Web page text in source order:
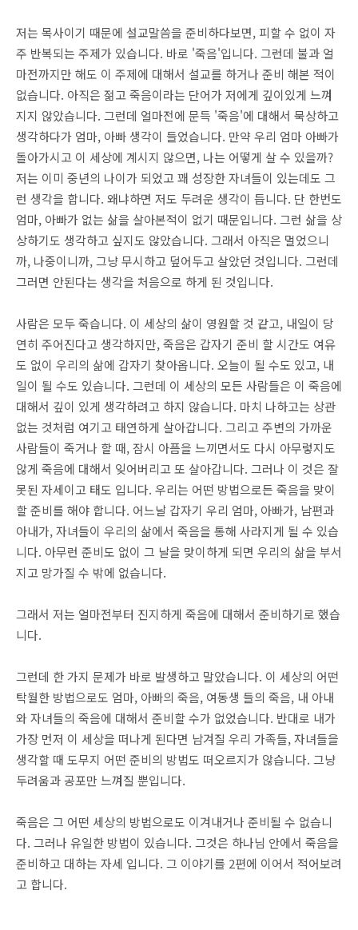
저는 목사이기 때문에 설교말씀을 준비하다보면, 피할 수 없이 자
주 반복되는 주제가 있습니다. 바로 '죽음'입니다. 그런데 불과 얼
마전까지만 해도 이 주제에 대해서 설교를 하거나 준비 해본 적이
없습니다. 아직은 젊고 죽음이라는 단어가 저에게 깊이있게 느껴
지지 않았습니다. 그런데 얼마전에 문득 '죽음'에 대해서 묵상하고
생각하다가 엄마, 아빠 생각이 들었습니다. 만약 우리 엄마 아빠가
돌아가시고 이 세상에 계시지 않으면, 나는 어떻게 살 수 있을까?
저는 이미 중년의 나이가 되었고 꽤 성장한 자녀들이 있는데도 그
런 생각을 합니다. 왜냐하면 저도 두려운 생각이 듭니다. 단 한번도
엄마, 아빠가 없는 삶을 살아본적이 없기 때문입니다. 그런 삶을 상
상하기도 생각하고 싶지도 않았습니다. 그래서 아직은 멀었으니
까, 나중이니까, 그냥 무시하고 덮어두고 살았던 것입니다. 그런데
그러면 안된다는 생각을 처음으로 하게 된 것입니다.
사람은 모두 죽습니다. 이 세상의 삶이 영원할 것 같고, 내일이 당
연히 주어진다고 생각하지만, 죽음은 갑자기 준비 할 시간도 여유
도 없이 우리의 삶에 갑자기 찾아옵니다. 오늘이 될 수도 있고, 내
일이 될 수도 있습니다. 그런데 이 세상의 모든 사람들은 이 죽음에
대해서 깊이 있게 생각하려고 하지 않습니다. 마치 나하고는 상관
없는 것처럼 여기고 태연하게 살아갑니다. 그리고 주변의 가까운
사람들이 죽거나 할 때, 잠시 아픔을 느끼면서도 다시 아무렇지도
않게 죽음에 대해서 잊어버리고 또 살아갑니다. 그러나 이 것은 잘
못된 자세이고 태도 입니다. 우리는 어떤 방법으로든 죽음을 맞이
할 준비를 해야 합니다. 어느날 갑자기 우리 엄마, 아빠가, 남편과
아내가, 자녀들이 우리의 삶에서 죽음을 통해 사라지게 될 수 있습
니다. 아무런 준비도 없이 그 날을 맞이하게 되면 우리의 삶을 부서
지고 망가질 수 밖에 없습니다.
그래서 저는 얼마전부터 진지하게 죽음에 대해서 준비하기로 했습
니다.
그런데 한 가지 문제가 바로 발생하고 말았습니다. 이 세상의 어떤
탁월한 방법으로도 엄마, 아빠의 죽음, 여동생 들의 죽음, 내 아내
와 자녀들의 죽음에 대해서 준비할 수가 없었습니다. 반대로 내가
가장 먼저 이 세상을 떠나게 된다면 남겨질 우리 가족들, 자녀들을
생각할 때 도무지 어떤 준비의 방법도 떠오르지가 않습니다. 그냥
두려움과 공포만 느껴질 뿐입니다.
죽음은 그 어떤 세상의 방법으로도 이겨내거나 준비될 수 없습니
다. 그러나 유일한 방법이 있습니다. 그것은 하나님 안에서 죽음을
준비하고 대하는 자세 입니다. 그 이야기를 2편에 이어서 적어보려
고 합니다.